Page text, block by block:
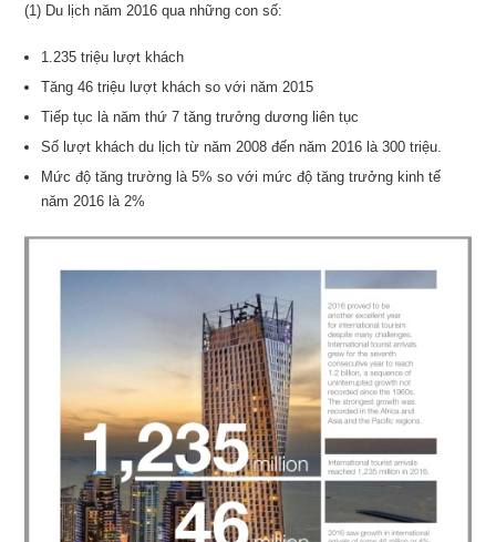
(1) Du lịch năm 2016 qua những con số:
1.235 triệu lượt khách
Tăng 46 triệu lượt khách so với năm 2015
Tiếp tục là năm thứ 7 tăng trưởng dương liên tục
Số lượt khách du lịch từ năm 2008 đến năm 2016 là 300 triệu.
Mức độ tăng trường là 5% so với mức độ tăng trưởng kinh tế
năm 2016 là 2%